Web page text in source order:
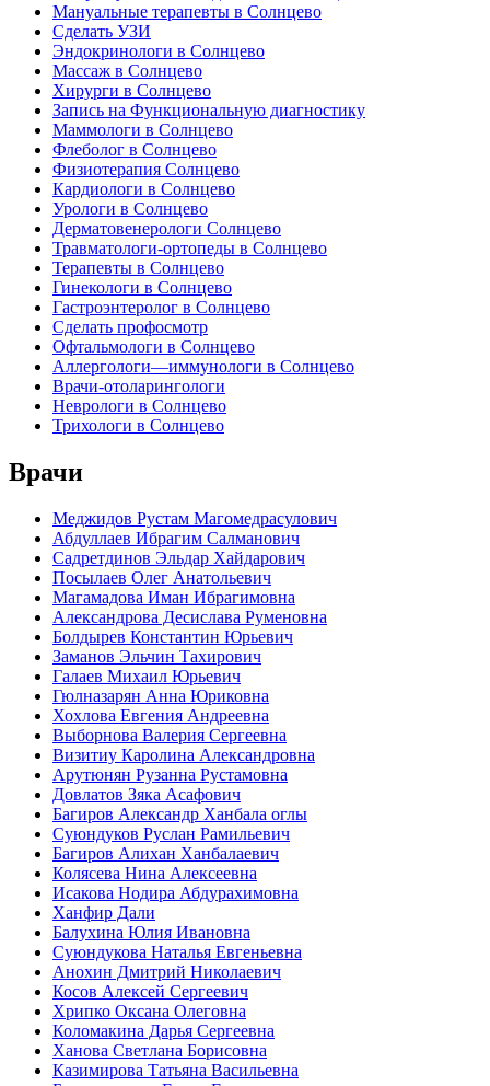
Мануальные терапевты в Солнцево
Сделать УЗИ
Эндокринологи в Солнцево
Массаж в Солнцево
Хирурги в Солнцево
Запись на Функциональную диагностику
Маммологи в Солнцево
Флеболог в Солнцево
Физиотерапия Солнцево
Кардиологи в Солнцево
Урологи в Солнцево
Дерматовенерологи Солнцево
Травматологи-ортопеды в Солнцево
Терапевты в Солнцево
Гинекологи в Солнцево
Гастроэнтеролог в Солнцево
Сделать профосмотр
Офтальмологи в Солнцево
Аллергологи—иммунологи в Солнцево
Врачи-отоларингологи
Неврологи в Солнцево
Трихологи в Солнцево
Врачи
Меджидов Рустам Магомедрасулович
Абдуллаев Ибрагим Салманович
Садретдинов Эльдар Хайдарович
Посылаев Олег Анатольевич
Магамадова Иман Ибрагимовна
Александрова Десислава Руменовна
Болдырев Константин Юрьевич
Заманов Эльчин Тахирович
Галаев Михаил Юрьевич
Гюлназарян Анна Юриковна
Хохлова Евгения Андреевна
Выборнова Валерия Сергеевна
Визитиу Каролина Александровна
Арутюнян Рузанна Рустамовна
Довлатов Зяка Асафович
Багиров Александр Ханбала оглы
Суюндуков Руслан Рамильевич
Багиров Алихан Ханбалаевич
Колясева Нина Алексеевна
Исакова Нодира Абдурахимовна
Ханфир Дали
Балухина Юлия Ивановна
Суюндукова Наталья Евгеньевна
Анохин Дмитрий Николаевич
Косов Алексей Сергеевич
Хрипко Оксана Олеговна
Коломакина Дарья Сергеевна
Ханова Светлана Борисовна
Казимирова Татьяна Васильевна